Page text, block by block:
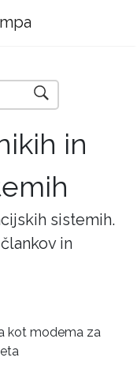
in
sistemih.
in
kot modema za